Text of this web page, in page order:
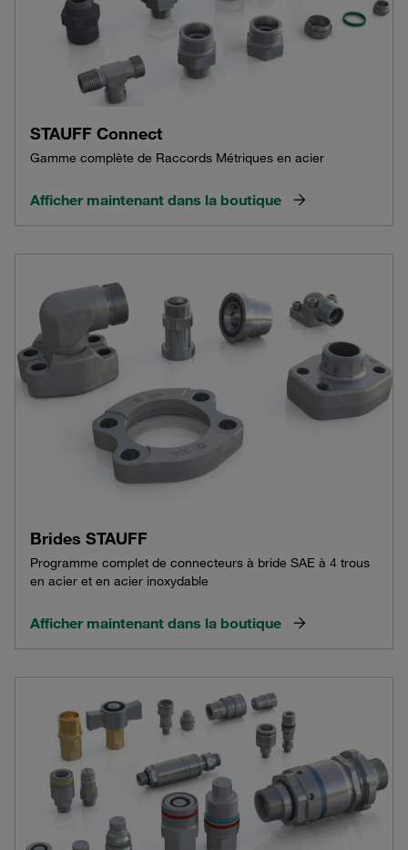
STAUFF Connect
Gamme complète de Raccords Métriques en acier
Afficher maintenant dans la boutique
Brides STAUFF
Programme complet de connecteurs à bride SAE à 4 trous
en acier et en acier inoxydable
Afficher maintenant dans la boutique